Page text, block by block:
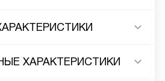
ХАРАКТЕРИСТИКИ